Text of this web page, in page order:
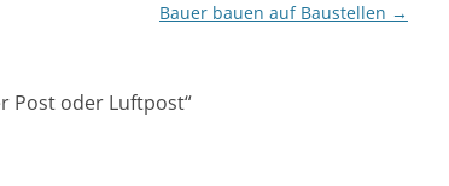
Bauer bauen auf Baustellen →
Post oder Luftpost“